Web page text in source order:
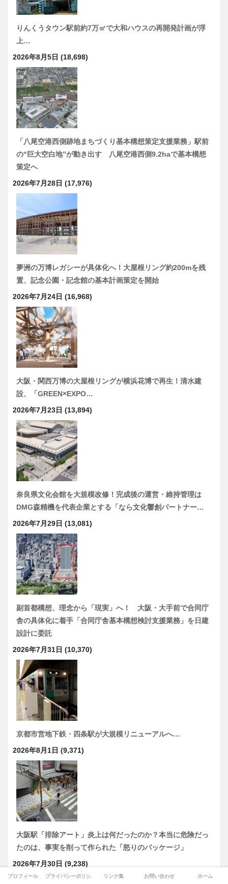
りんくうタウン駅前約7万㎡で大和ハウスの再開発計画が浮
上…
2026年8月5日 (18,698)
「八尾空港西側跡地まちづくり基本構想策定支援業務」駅前
の“巨大空白地”が動き出す 八尾空港西側9.2haで基本構想
策定へ
2026年7月28日 (17,976)
夢洲の万博レガシーが具体化へ！大屋根リング約200mを残
置、記念公園・記念館の基本計画策定を開始
2026年7月24日 (16,968)
大阪・関西万博の大屋根リングが横浜花博で再生！清水建
設、「GREEN×EXPO…
2026年7月23日 (13,894)
奈良県文化会館を大規模改修！完成後の運営・維持管理は
DMG森精機を代表企業とする「なら文化響創パートナー…
2026年7月29日 (13,081)
副首都構想、理念から「現実」へ！ 大阪・大手前で合同庁
舎の具体化に着手「合同庁舎基本構想検討支援業務」を日建
設計に委託
2026年7月31日 (10,370)
京都市営地下鉄・四条駅が大規模リニューアルへ…
2026年8月1日 (9,371)
大阪駅「排除アート」炎上は何だったのか？本当に危険だっ
たのは、事実を削って作られた「怒りのパッケージ」
2026年7月30日 (9,238)
プロフィール プライバシーポリシー リンク集 お問い合わせ ホーム